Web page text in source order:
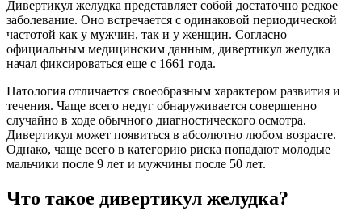
Дивертикул желудка представляет собой достаточно редкое
заболевание. Оно встречается с одинаковой периодической
частотой как у мужчин, так и у женщин. Согласно
официальным медицинским данным, дивертикул желудка
начал фиксироваться еще с 1661 года.
Патология отличается своеобразным характером развития и
течения. Чаще всего недуг обнаруживается совершенно
случайно в ходе обычного диагностического осмотра.
Дивертикул может появиться в абсолютно любом возрасте.
Однако, чаще всего в категорию риска попадают молодые
мальчики после 9 лет и мужчины после 50 лет.
Что такое дивертикул желудка?